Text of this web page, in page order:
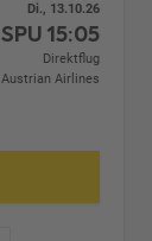
Di., 13.10.26
SPU 15:05
Direktflug
Austrian Airlines